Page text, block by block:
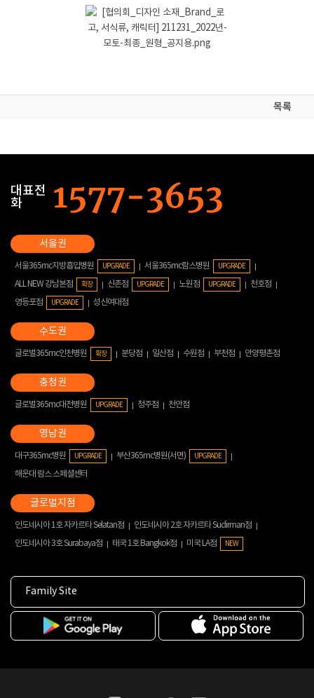
목록
대표전
화
서울365mc지방흡입병원 UPGRADE 서울365mc람스병원 UPGRADE
ALL NEW 강남본점 확장 신촌점 UPGRADE 노원점 UPGRADE
천호점
영등포점
UPGRADE 성신여대점
글로벌365mc인천병원 확장 분당점 일산점 수원점 부천점 안양평촌점
글로벌365mc대전병원 UPGRADE 청주점 천안점
대구365mc병원 UPGRADE 부산365mc병원(서면) UPGRADE
해운대 람스 스페셜센터
인도네시아 1호 자카르타 Selatan점
인도네시아 2호 자카르타 Sudirman점
인도네시아 3호 Surabaya점
태국 1호 Bangkok점 미국 LA점 NEW
Family Site